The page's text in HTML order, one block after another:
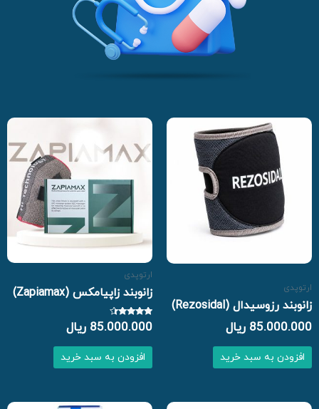
ارتوپدی
زانوبند رزوسیدال (Rezosidal)
85.000.000 ریال
افزودن به سبد خرید
ارتوپدی
زانوبند زاپیامکس (Zapiamax)
نمره
4.17
85.000.000 ریال
افزودن به سبد خرید